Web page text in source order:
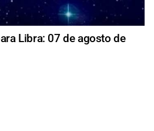
Libra: 07 de agosto de